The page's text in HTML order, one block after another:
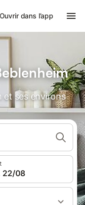
Ouvrir dans l’app
et ses environs
22/08